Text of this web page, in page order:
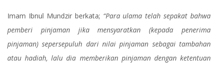
Imam Ibnul Mundzir berkata; “Para ulama telah sepakat bahwa
pemberi pinjaman jika mensyaratkan (kepada penerima
pinjaman) sepersepuluh dari nilai pinjaman sebagai tambahan
atau hadiah, lalu dia memberikan pinjaman dengan ketentuan